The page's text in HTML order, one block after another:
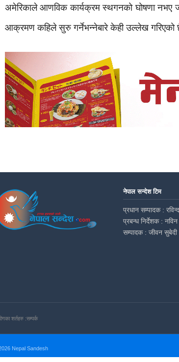
अमेरिकाले आणविक कार्यक्रम स्थगनको घोषणा नभए
आक्रमण कहिले सुरु गर्नेभन्नेबारे केही उल्लेख गरिएको
नेपाल सन्देश टिम
प्रधान सम्पादक :
प्रबन्ध निर्देशक : नविन
सम्पादक : जीवन सुबेदी
शर्तहरु :सम्पर्क
Nepal Sandesh